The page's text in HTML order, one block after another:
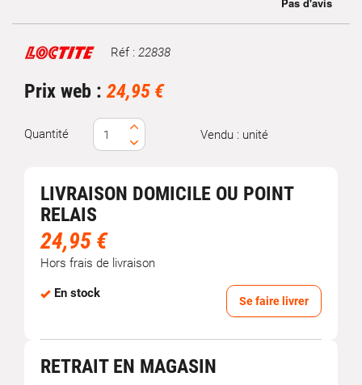
Marque Réf : 22838
Prix web : 24,95 €
Quantité Vendu : unité
LIVRAISON DOMICILE OU POINT
RELAIS
24,95 €
Hors frais de livraison
En stock
Se faire livrer
RETRAIT EN MAGASIN